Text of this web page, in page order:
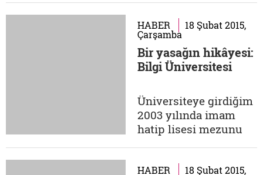
sonuçlandı.
Demokrasi...
demokrasi
serüveninin
tamamlanmayacağını
söylemişti. Toplumun
benimsenmiş ve
sürdürülebilir bir
demokrasiydi
kastettiği. Türkiye
demokrasisi ise
1960'dan...
HABER 18 Şubat 2015,
Çarşamba
Bir yasağın hikâyesi:
Bilgi Üniversitesi
Üniversiteye girdiğim
2003 yılında imam
hatip lisesi mezunu
burs almıştım. Bizlere
HABER 18 Şubat 2015,